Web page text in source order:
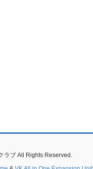
ラブ All Rights Reserved.